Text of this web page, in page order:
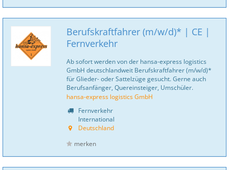
Berufskraftfahrer (m/w/d)* | CE |
Fernverkehr
Ab sofort werden von der hansa-express logistics
GmbH deutschlandweit Berufskraftfahrer (m/w/d)*
für Glieder- oder Sattelzüge gesucht. Gerne auch
Berufsanfänger, Quereinsteiger, Umschüler.
hansa-express logistics GmbH
Fernverkehr
International
Deutschland
merken